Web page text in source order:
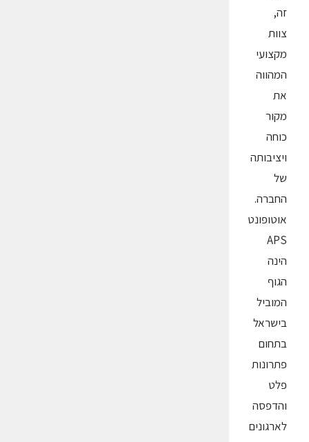
זה,
צוות
מקצועי
המהווה
את
מקור
כוחה
ויציבותה
של
החברה.
אוטופונט
APS
הינה
הגוף
המוביל
בישראל
בתחום
פתרונות
פלט
והדפסה
לארגונים